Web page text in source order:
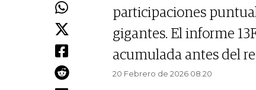
participaciones
gigantes. El informe
acumulada antes del
20 Febrero de 2026 08.20